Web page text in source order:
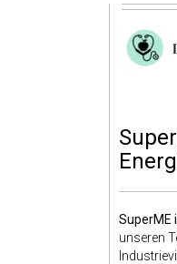
SuperME
unseren